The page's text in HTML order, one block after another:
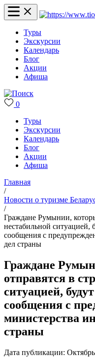
Туры
Экскурсии
Календарь
Блог
Акции
Афиша
0
Туры
Экскурсии
Календарь
Блог
Акции
Афиша
Главная
/
Новости о туризме
/
Граждане Румынии,
нестабильной ситуацией,
сообщения с
дел страны
Граждане
отправятся в
ситуацией,
сообщения с
министерства
страны
Дата публикации: